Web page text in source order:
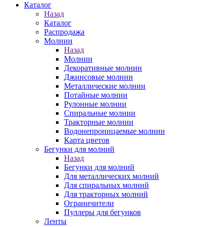
Каталог
Назад
Каталог
Распродажа
Молнии
Назад
Молнии
Декоративные молнии
Джинсовые молнии
Металлические молнии
Потайные молнии
Рулонные молнии
Спиральные молнии
Тракторные молнии
Водонепроницаемые молнии
Карта цветов
Бегунки для молний
Назад
Бегунки для молний
Для металлических молний
Для спиральных молний
Для тракторных молний
Ограничители
Пуллеры для бегунков
Ленты